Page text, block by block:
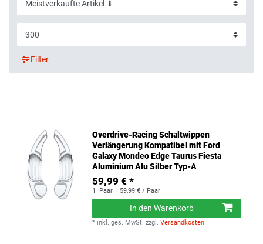
Filter
Overdrive-Racing Schaltwippen
Verlängerung Kompatibel mit Ford
Galaxy Mondeo Edge Taurus Fiesta
Aluminium Alu Silber Typ-A
59,99 € *
1 Paar | 59,99 € / Paar
In den Warenkorb
* inkl. ges. MwSt. zzgl.Versandkosten